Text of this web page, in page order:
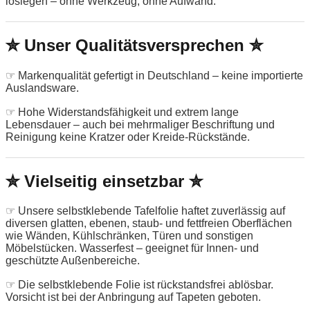
✮ Unser Qualitätsversprechen ✮
☞ Markenqualität gefertigt in Deutschland – keine importierte
Auslandsware.
☞ Hohe Widerstandsfähigkeit und extrem lange
Lebensdauer – auch bei mehrmaliger Beschriftung und
Reinigung keine Kratzer oder Kreide-Rückstände.
✮ Vielseitig einsetzbar ✮
☞ Unsere selbstklebende Tafelfolie haftet zuverlässig auf
diversen glatten, ebenen, staub- und fettfreien Oberflächen
wie Wänden, Kühlschränken, Türen und sonstigen
Möbelstücken. Wasserfest – geeignet für Innen- und
geschützte Außenbereiche.
☞ Die selbstklebende Folie ist rückstandsfrei ablösbar.
Vorsicht ist bei der Anbringung auf Tapeten geboten.